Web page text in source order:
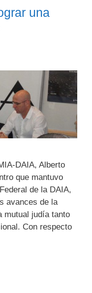
una
DAIA, Alberto
que mantuvo
de la DAIA,
avances de la
mutual judía tanto
Con respecto